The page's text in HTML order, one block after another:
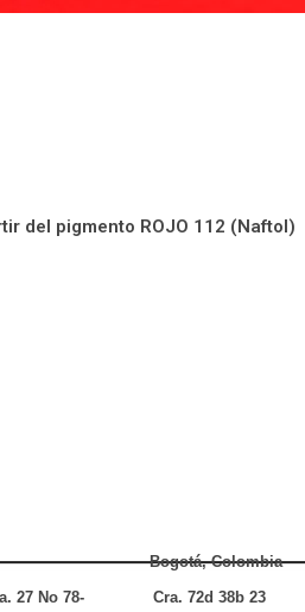
del pigmento ROJO 112 (Naftol)
Bogotá, Colombia
27 No 78-
Cra. 72d 38b 23